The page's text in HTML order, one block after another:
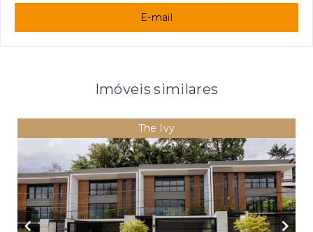
E-mail
Imóveis similares
The Ivy